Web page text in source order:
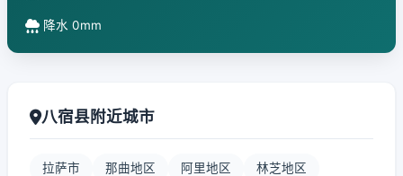
降水 0mm
八宿县附近城市
拉萨市 那曲地区 阿里地区 林芝地区